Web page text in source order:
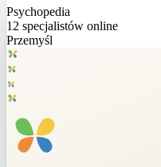
Psychopedia
12 specjalistów online
Przemyśl